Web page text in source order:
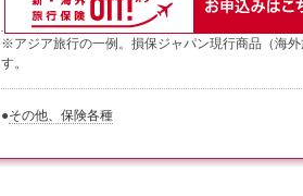
※アジア旅行の一例。損保ジャパン現行商品（海
す。
●その他、保険各種